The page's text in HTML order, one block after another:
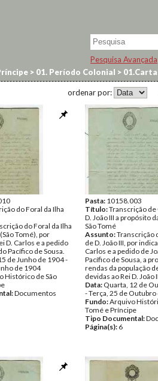
Pesquisa Avançada
> 01. Período Colonial >
ordenar por:
do Foral da Ilha
do Foral da Ilha
Tomé), por
D. Carlos e a pedido
Pacífico de Sousa.
de Junho de 1904 -
de 1904
Histórico de São
Documentos
Pasta: 10158.003
Título:Transcrição de
D. João III a propósito
São Tomé
Assunto:Transcrição
de D. João III, por
Carlos e a pedido de
Pacífico de Sousa, a
rendas da população
devidas ao Rei D. João
Data: Quarta, 12 de
- Terça, 25 de
Fundo:Arquivo
Tomé e Príncipe
Tipo Documental:
Página(s): 6